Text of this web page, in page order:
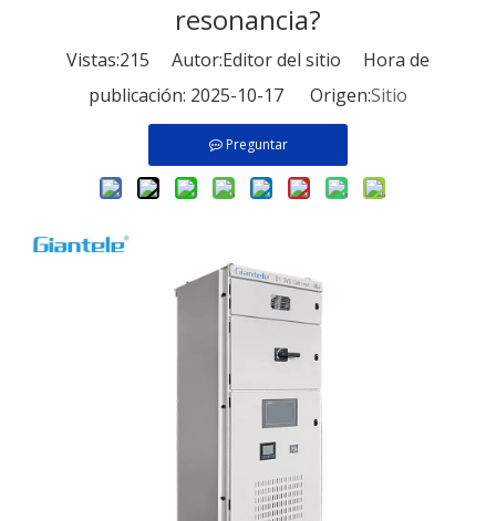
resonancia?
Vistas:215 Autor:Editor del sitio Hora de
publicación: 2025-10-17 Origen:Sitio
Preguntar